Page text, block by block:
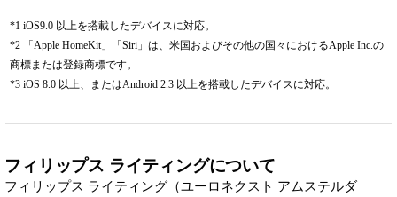
*1 iOS9.0 以上を搭載したデバイスに対応。
*2 「Apple HomeKit」「Siri」は、米国およびその他の国々におけるApple Inc.の
商標または登録商標です。
*3 iOS 8.0 以上、またはAndroid 2.3 以上を搭載したデバイスに対応。
フィリップス ライティングについて
フィリップス ライティング（ユーロネクスト アムステルダ